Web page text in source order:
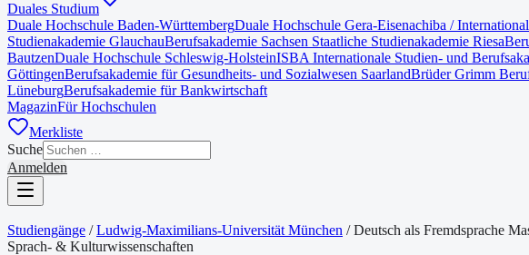
Duales Studium
Duale Hochschule Baden-WürttembergDuale Hochschule Gera-Eisenachiba /
Studienakademie GlauchauBerufsakademie Sachsen Staatliche Studienakademie Riesa
BautzenDuale Hochschule Schleswig-HolsteinISBA Internationale Studien- und
GöttingenBerufsakademie für Gesundheits- und Sozialwesen SaarlandBrüder Grimm
LüneburgBerufsakademie für Bankwirtschaft
MagazinFür Hochschulen
Merkliste
Suche
Anmelden
Studiengänge / Ludwig-Maximilians-Universität München /Deutsch als Fremdsprache
Sprach- & Kulturwissenschaften